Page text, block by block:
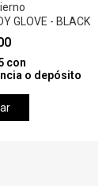
GLOVE - BLACK
con
o depósito